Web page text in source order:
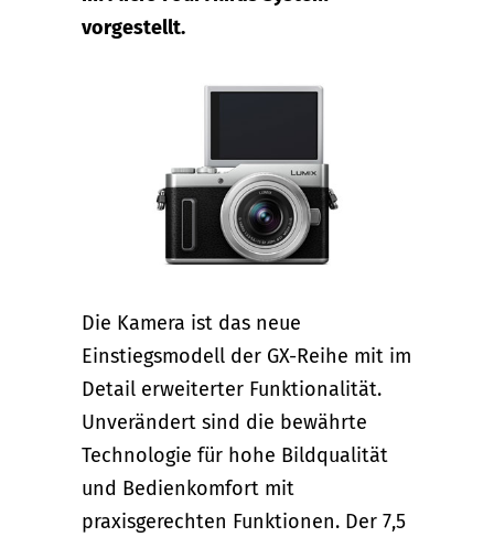
vorgestellt.
Die Kamera ist das neue
Einstiegsmodell der GX-Reihe mit im
Detail erweiterter Funktionalität.
Unverändert sind die bewährte
Technologie für hohe Bildqualität
und Bedienkomfort mit
praxisgerechten Funktionen. Der 7,5